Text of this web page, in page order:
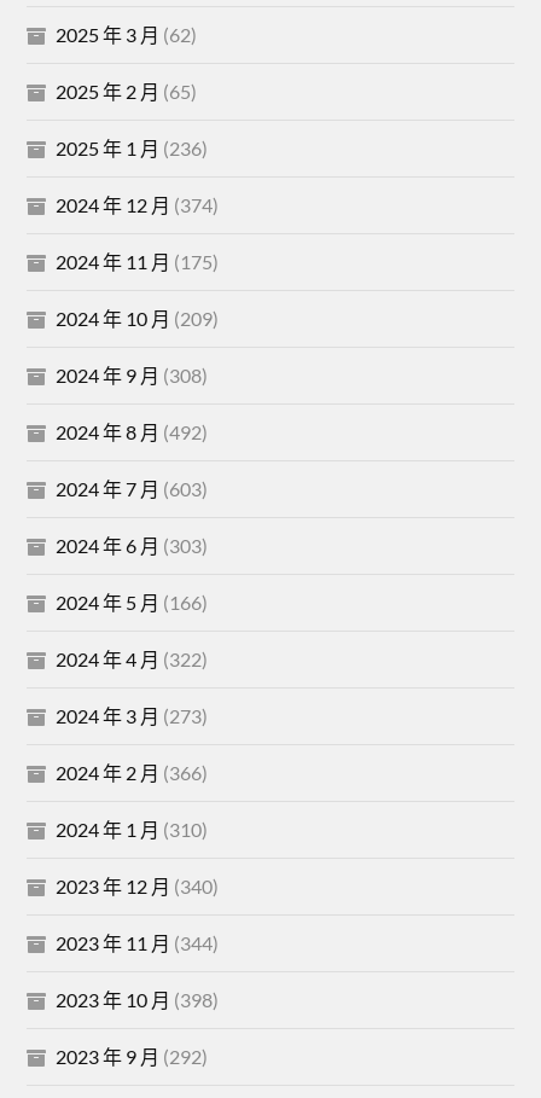
2025 年 3 月 (62)
2025 年 2 月 (65)
2025 年 1 月 (236)
2024 年 12 月 (374)
2024 年 11 月 (175)
2024 年 10 月 (209)
2024 年 9 月 (308)
2024 年 8 月 (492)
2024 年 7 月 (603)
2024 年 6 月 (303)
2024 年 5 月 (166)
2024 年 4 月 (322)
2024 年 3 月 (273)
2024 年 2 月 (366)
2024 年 1 月 (310)
2023 年 12 月 (340)
2023 年 11 月 (344)
2023 年 10 月 (398)
2023 年 9 月 (292)